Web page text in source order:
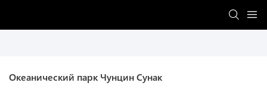
Океанический парк Чунцин Сунак